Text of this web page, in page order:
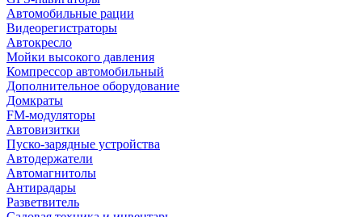
Автомобильные рации
Видеорегистраторы
Автокресло
Мойки высокого давления
Компрессор автомобильный
Дополнительное оборудование
Домкраты
FM-модуляторы
Автовизитки
Пуско-зарядные устройства
Автодержатели
Автомагнитолы
Антирадары
Разветвитель